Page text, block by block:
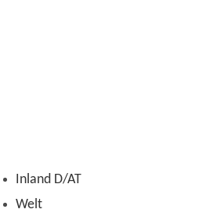
Inland D/AT
Welt